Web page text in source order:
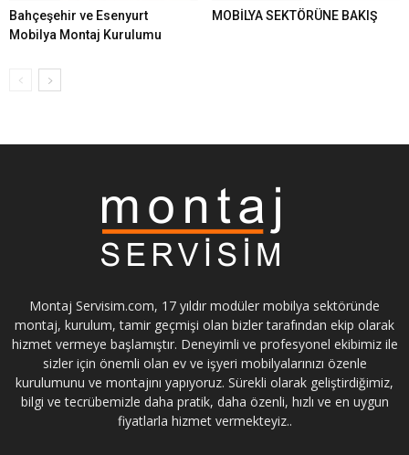
Bahçeşehir ve Esenyurt
Mobilya Montaj Kurulumu
MOBİLYA SEKTÖRÜNE BAKIŞ
Montaj Servisim.com, 17 yıldır modüler mobilya sektöründe
montaj, kurulum, tamir geçmişi olan bizler tarafından ekip olarak
hizmet vermeye başlamıştır. Deneyimli ve profesyonel ekibimiz ile
sizler için önemli olan ev ve işyeri mobilyalarınızı özenle
kurulumunu ve montajını yapıyoruz. Sürekli olarak geliştirdiğimiz,
bilgi ve tecrübemizle daha pratik, daha özenli, hızlı ve en uygun
fiyatlarla hizmet vermekteyiz..